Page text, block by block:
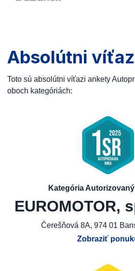
Absolútni
Toto sú absolútni víťazi ankety
oboch kategóriách:
Kategória
EUROMOTOR,
Čerešňová 8A, 974 01
Zobraziť